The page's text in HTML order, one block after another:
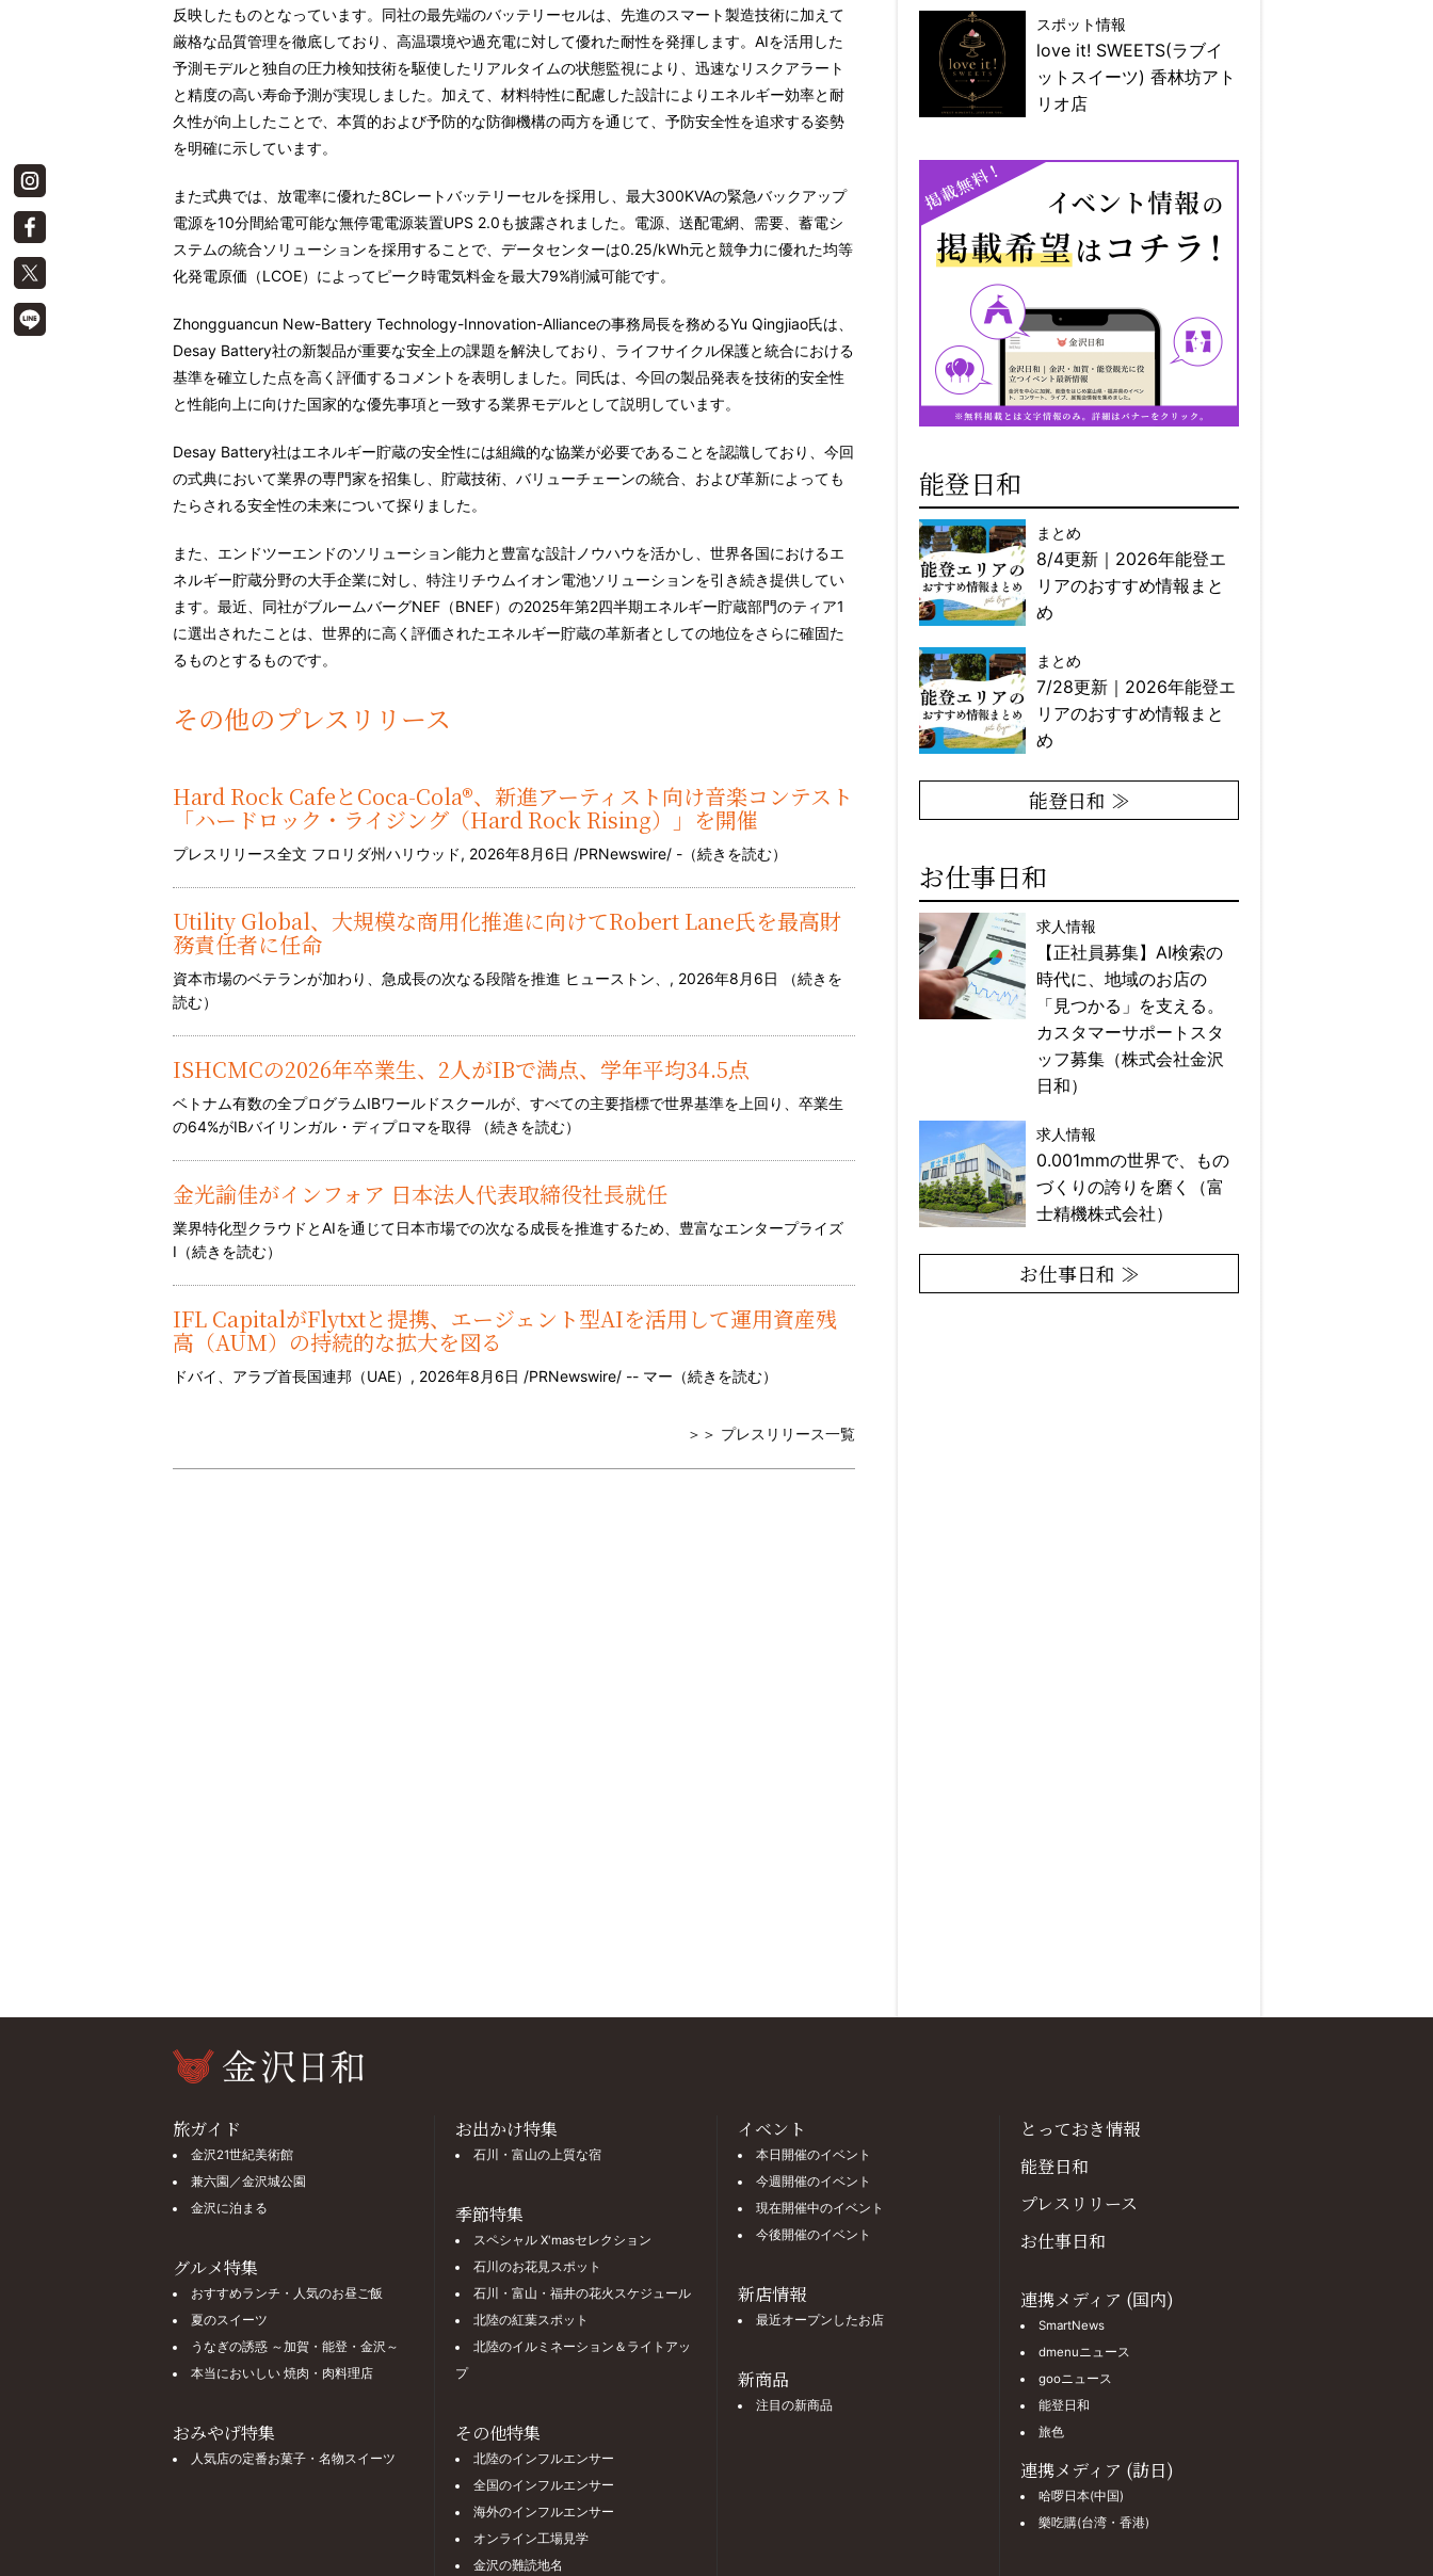
反映したものとなっています。同社の最先端のバッテリーセルは、先進のスマート製造技術に加えて
厳格な品質管理を徹底しており、高温環境や過充電に対して優れた耐性を発揮します。AIを活用した
予測モデルと独自の圧力検知技術を駆使したリアルタイムの状態監視により、迅速なリスクアラート
と精度の高い寿命予測が実現しました。加えて、材料特性に配慮した設計によりエネルギー効率と耐
久性が向上したことで、本質的および予防的な防御機構の両方を通じて、予防安全性を追求する姿勢
を明確に示しています。
また式典では、放電率に優れた8Cレートバッテリーセルを採用し、最大300KVAの緊急バックアップ
電源を10分間給電可能な無停電電源装置UPS 2.0も披露されました。電源、送配電網、需要、蓄電シ
ステムの統合ソリューションを採用することで、データセンターは0.25/kWh元と競争力に優れた均等
化発電原価（LCOE）によってピーク時電気料金を最大79%削減可能です。
Zhongguancun New-Battery Technology-Innovation-Allianceの事務局長を務めるYu Qingjiao氏は、
Desay Battery社の新製品が重要な安全上の課題を解決しており、ライフサイクル保護と統合における
基準を確立した点を高く評価するコメントを表明しました。同氏は、今回の製品発表を技術的安全性
と性能向上に向けた国家的な優先事項と一致する業界モデルとして説明しています。
Desay Battery社はエネルギー貯蔵の安全性には組織的な協業が必要であることを認識しており、今回
の式典において業界の専門家を招集し、貯蔵技術、バリューチェーンの統合、および革新によっても
たらされる安全性の未来について探りました。
また、エンドツーエンドのソリューション能力と豊富な設計ノウハウを活かし、世界各国におけるエ
ネルギー貯蔵分野の大手企業に対し、特注リチウムイオン電池ソリューションを引き続き提供してい
ます。最近、同社がブルームバーグNEF（BNEF）の2025年第2四半期エネルギー貯蔵部門のティア1
に選出されたことは、世界的に高く評価されたエネルギー貯蔵の革新者としての地位をさらに確固た
るものとするものです。
その他のプレスリリース
Hard Rock CafeとCoca-Cola®、新進アーティスト向け音楽コンテスト
「ハードロック・ライジング（Hard Rock Rising）」を開催
プレスリリース全文 フロリダ州ハリウッド, 2026年8月6日 /PRNewswire/ -（続きを読む）
Utility Global、大規模な商用化推進に向けてRobert Lane氏を最高財
務責任者に任命
資本市場のベテランが加わり、急成長の次なる段階を推進 ヒューストン、, 2026年8月6日 （続きを
読む）
ISHCMCの2026年卒業生、2人がIBで満点、学年平均34.5点
ベトナム有数の全プログラムIBワールドスクールが、すべての主要指標で世界基準を上回り、卒業生
の64%がIBバイリンガル・ディプロマを取得 （続きを読む）
金光諭佳がインフォア 日本法人代表取締役社長就任
業界特化型クラウドとAIを通じて日本市場での次なる成長を推進するため、豊富なエンタープライズ
I（続きを読む）
IFL CapitalがFlytxtと提携、エージェント型AIを活用して運用資産残
高（AUM）の持続的な拡大を図る
ドバイ、アラブ首長国連邦（UAE）, 2026年8月6日 /PRNewswire/ -- マー（続きを読む）
＞＞ プレスリリース一覧
スポット情報
love it! SWEETS(ラブイ
ットスイーツ) 香林坊アト
リオ店
能登日和
まとめ
8/4更新｜2026年能登エ
リアのおすすめ情報まと
め
まとめ
7/28更新｜2026年能登エ
リアのおすすめ情報まと
め
能登日和 ≫
お仕事日和
求人情報
【正社員募集】AI検索の
時代に、地域のお店の
「見つかる」を支える。
カスタマーサポートスタ
ッフ募集（株式会社金沢
日和）
求人情報
0.001mmの世界で、もの
づくりの誇りを磨く（富
士精機株式会社）
お仕事日和 ≫
旅ガイド
金沢21世紀美術館
兼六園／金沢城公園
金沢に泊まる
グルメ特集
おすすめランチ・人気のお昼ご飯
夏のスイーツ
うなぎの誘惑 ～加賀・能登・金沢～
本当においしい 焼肉・肉料理店
おみやげ特集
人気店の定番お菓子・名物スイーツ
お出かけ特集
石川・富山の上質な宿
季節特集
スペシャル X'masセレクション
石川のお花見スポット
石川・富山・福井の花火スケジュール
北陸の紅葉スポット
北陸のイルミネーション＆ライトアッ
プ
その他特集
北陸のインフルエンサー
全国のインフルエンサー
海外のインフルエンサー
オンライン工場見学
金沢の難読地名
イベント
本日開催のイベント
今週開催のイベント
現在開催中のイベント
今後開催のイベント
新店情報
最近オープンしたお店
新商品
注目の新商品
とっておき情報
能登日和
プレスリリース
お仕事日和
連携メディア (国内)
SmartNews
dmenuニュース
gooニュース
能登日和
旅色
連携メディア (訪日)
哈啰日本(中国)
樂吃購(台湾・香港)